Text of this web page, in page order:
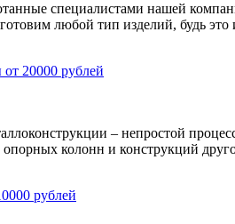
специалистами нашей
любой тип изделий, будь
20000 рублей
– непростой
колонн и конструкций
рублей